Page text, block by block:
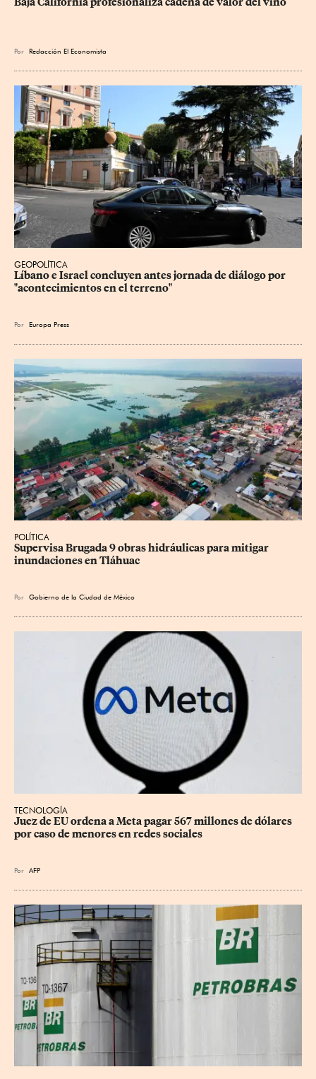
Por Redacción El Economista
GEOPOLÍTICA
Líbano e Israel concluyen antes jornada de diálogo por
"acontecimientos en el terreno"
Por Europa Press
POLÍTICA
Supervisa Brugada 9 obras hidráulicas para mitigar
inundaciones en Tláhuac
Por Gobierno de la Ciudad de México
TECNOLOGÍA
Juez de EU ordena a Meta pagar 567 millones de dólares
por caso de menores en redes sociales
Por AFP